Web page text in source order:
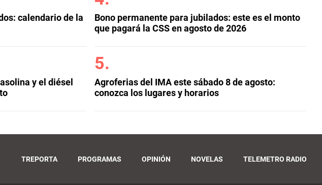
calendario de la
y el diésel
Bono permanente para jubilados: este es el monto
que pagará la CSS en agosto de 2026
Agroferias del IMA este sábado 8 de agosto:
conozca los lugares y horarios
TREPORTA PROGRAMAS OPINIÓN NOVELAS TELEMETRO RADIO